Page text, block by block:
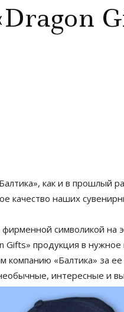
как и в
качество наших
фирменной символикой
Gifts» продукция в
компанию «Балтика» за
интересные и